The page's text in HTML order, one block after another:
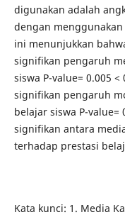
digunakan adalah
dengan
ini menunjukkan
signifikan pengaruh
siswa P-value= 0.005
signifikan pengaruh
belajar siswa P-value=
signifikan antara
terhadap prestasi
Kata kunci: 1. Media